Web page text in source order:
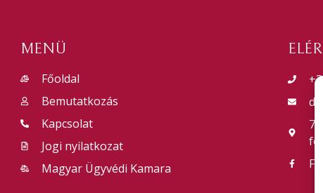
MENÜ
Főoldal
Bemutatkozás
Kapcsolat
Jogi nyilatkozat
Magyar Ügyvédi Kamara